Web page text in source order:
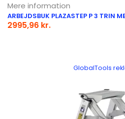
Mere information
ARBEJDSBUK PLAZASTEP P 3 TRIN
2995,96 kr.
GlobalTools